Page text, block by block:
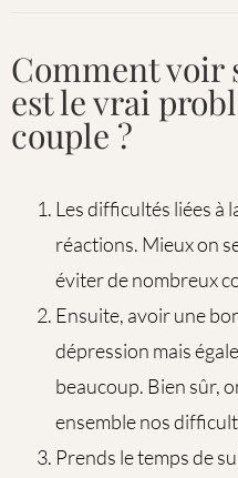
Comment voir
est le vrai
couple ?
Les difficultés liées à
réactions. Mieux on
éviter de nombreux
Ensuite, avoir une
dépression mais
beaucoup. Bien sûr,
ensemble nos
Prends le temps de